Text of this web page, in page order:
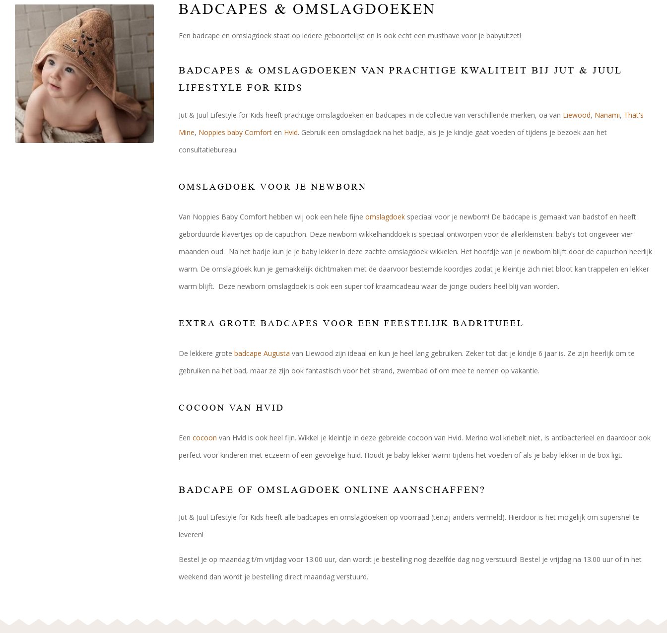
BADCAPES & OMSLAGDOEKEN
Een badcape en omslagdoek staat op iedere geboortelijst en is ook echt een musthave voor je babyuitzet!
BADCAPES & OMSLAGDOEKEN VAN PRACHTIGE KWALITEIT BIJ JUT & JUUL
LIFESTYLE FOR KIDS
Jut & Juul Lifestyle for Kids heeft prachtige omslagdoeken en badcapes in de collectie van verschillende merken, oa van Liewood, Nanami, That's
Mine, Noppies baby Comfort en Hvid. Gebruik een omslagdoek na het badje, als je je kindje gaat voeden of tijdens je bezoek aan het
consultatiebureau.
OMSLAGDOEK VOOR JE NEWBORN
Van Noppies Baby Comfort hebben wij ook een hele fijne omslagdoek speciaal voor je newborn! De badcape is gemaakt van badstof en heeft
geborduurde klavertjes op de capuchon. Deze newborn wikkelhanddoek is speciaal ontworpen voor de allerkleinsten: baby’s tot ongeveer vier
maanden oud. Na het badje kun je je baby lekker in deze zachte omslagdoek wikkelen. Het hoofdje van je newborn blijft door de capuchon heerlijk
warm. De omslagdoek kun je gemakkelijk dichtmaken met de daarvoor bestemde koordjes zodat je kleintje zich niet bloot kan trappelen en lekker
warm blijft. Deze newborn omslagdoek is ook een super tof kraamcadeau waar de jonge ouders heel blij van worden.
EXTRA GROTE BADCAPES VOOR EEN FEESTELIJK BADRITUEEL
De lekkere grote badcape Augusta van Liewood zijn ideaal en kun je heel lang gebruiken. Zeker tot dat je kindje 6 jaar is. Ze zijn heerlijk om te
gebruiken na het bad, maar ze zijn ook fantastisch voor het strand, zwembad of om mee te nemen op vakantie.
COCOON VAN HVID
Een cocoon van Hvid is ook heel fijn. Wikkel je kleintje in deze gebreide cocoon van Hvid. Merino wol kriebelt niet, is antibacterieel en daardoor ook
perfect voor kinderen met eczeem of een gevoelige huid. Houdt je baby lekker warm tijdens het voeden of als je baby lekker in de box ligt.
BADCAPE OF OMSLAGDOEK ONLINE AANSCHAFFEN?
Jut & Juul Lifestyle for Kids heeft alle badcapes en omslagdoeken op voorraad (tenzij anders vermeld). Hierdoor is het mogelijk om supersnel te
leveren!
Bestel je op maandag t/m vrijdag voor 13.00 uur, dan wordt je bestelling nog dezelfde dag nog verstuurd! Bestel je vrijdag na 13.00 uur of in het
weekend dan wordt je bestelling direct maandag verstuurd.